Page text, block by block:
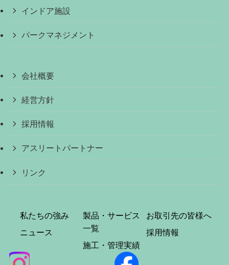
インドア施設
パークマネジメント
会社概要
経営方針
採用情報
アスリートパートナー
リンク
私たちの強み
ニュース
製品・サービス
一覧
施工・管理実績
お取引先の皆様へ
採用情報